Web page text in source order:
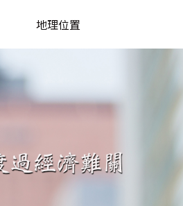
地理位置